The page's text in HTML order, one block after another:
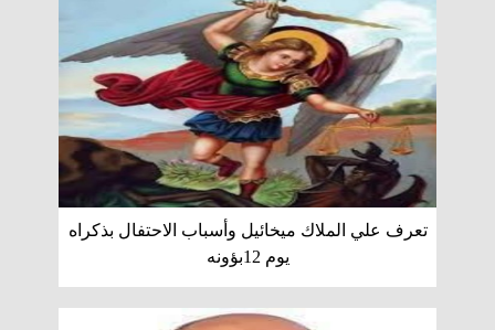
تعرف علي الملاك ميخائيل وأسباب الاحتفال بذكراه
يوم 12بؤونه